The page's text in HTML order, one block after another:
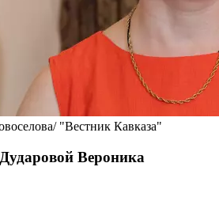
"Вестник Кавказа"
Вероника